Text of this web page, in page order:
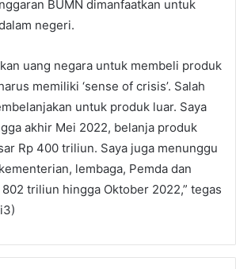
BUMN dimanfaatkan untuk
negeri.
uang negara untuk membeli produk
memiliki ‘sense of crisis’. Salah
untuk produk luar. Saya
akhir Mei 2022, belanja produk
Rp 400 triliun. Saya juga menunggu
lembaga, Pemda dan
triliun hingga Oktober 2022,” tegas